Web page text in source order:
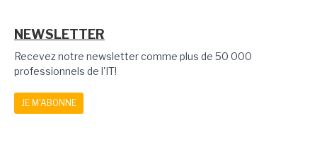
NEWSLETTER
Recevez notre newsletter comme plus de 50 000
professionnels de l'IT!
JE M'ABONNE